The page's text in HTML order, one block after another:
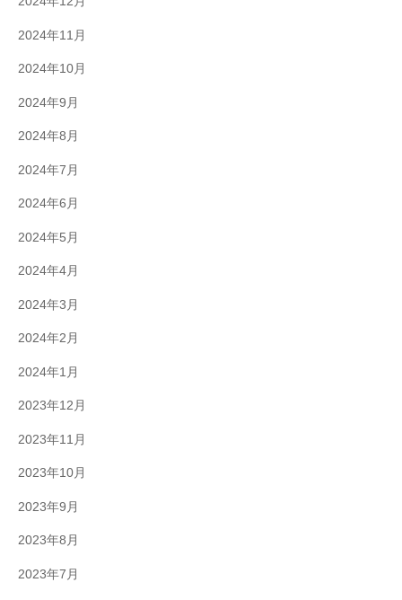
2024年11月
2024年10月
2024年9月
2024年8月
2024年7月
2024年6月
2024年5月
2024年4月
2024年3月
2024年2月
2024年1月
2023年12月
2023年11月
2023年10月
2023年9月
2023年8月
2023年7月